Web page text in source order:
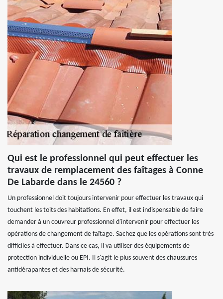
Qui est le professionnel qui peut effectuer les
travaux de remplacement des faîtages à Conne
De Labarde dans le 24560 ?
Un professionnel doit toujours intervenir pour effectuer les travaux qui
touchent les toits des habitations. En effet, il est indispensable de faire
demander à un couvreur professionnel d'intervenir pour effectuer les
opérations de changement de faîtage. Sachez que les opérations sont très
difficiles à effectuer. Dans ce cas, il va utiliser des équipements de
protection individuelle ou EPI. Il s'agit le plus souvent des chaussures
antidérapantes et des harnais de sécurité.